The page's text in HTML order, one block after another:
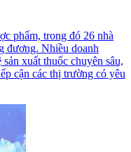
phẩm, trong đó 26 nhà
đương. Nhiều doanh
xuất thuốc chuyên sâu,
cận các thị trường có yêu